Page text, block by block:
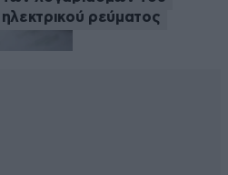
ηλεκτρικού ρεύματος